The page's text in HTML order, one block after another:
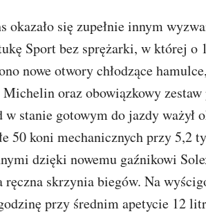
okazało się zupełnie innym
Sport bez sprężarki, w której
nowe otwory chłodzące
oraz obowiązkowy
w stanie gotowym do jazdy
50 koni mechanicznych przy 5,2
dzięki nowemu gaźnikowi
ręczna skrzynia biegów. Na
przy średnim apetycie 12